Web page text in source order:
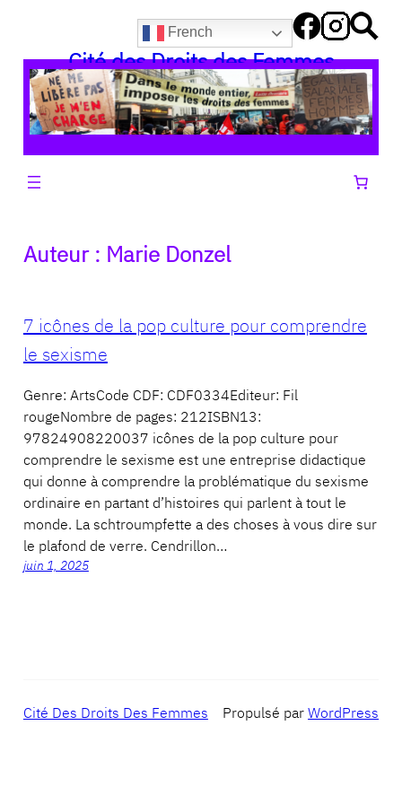
contenu
French
Cité des Droits des Femmes
Auteur : Marie Donzel
7 icônes de la pop culture pour comprendre
le sexisme
Genre: ArtsCode CDF: CDF0334Editeur: Fil
rougeNombre de pages: 212ISBN13:
97824908220037 icônes de la pop culture pour
comprendre le sexisme est une entreprise didactique
qui donne à comprendre la problématique du sexisme
ordinaire en partant d’histoires qui parlent à tout le
monde. La schtroumpfette a des choses à vous dire sur
le plafond de verre. Cendrillon…
juin 1, 2025
Cité Des Droits Des Femmes Propulsé parWordPress